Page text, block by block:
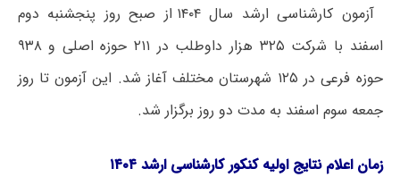
آزمون کارشناسی ارشد سال ۱۴۰۴ از صبح روز پنجشنبه دوم
اسفند با شرکت ۳۲۵ هزار داوطلب در ۲۱۱ حوزه اصلی و ۹۳۸
حوزه فرعی در ۱۲۵ شهرستان مختلف آغاز شد. این آزمون تا روز
جمعه سوم اسفند به مدت دو روز برگزار شد.
زمان اعلام نتایج اولیه کنکور کارشناسی ارشد ۱۴۰۴